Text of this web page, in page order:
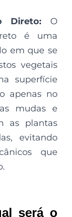
Direto: O
é uma
em que se
vegetais
superfície
apenas no
mudas e
as plantas
evitando
que
será o